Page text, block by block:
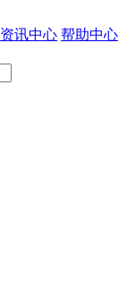
资讯中心 帮助中心